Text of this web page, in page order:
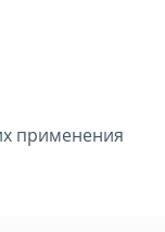
применения